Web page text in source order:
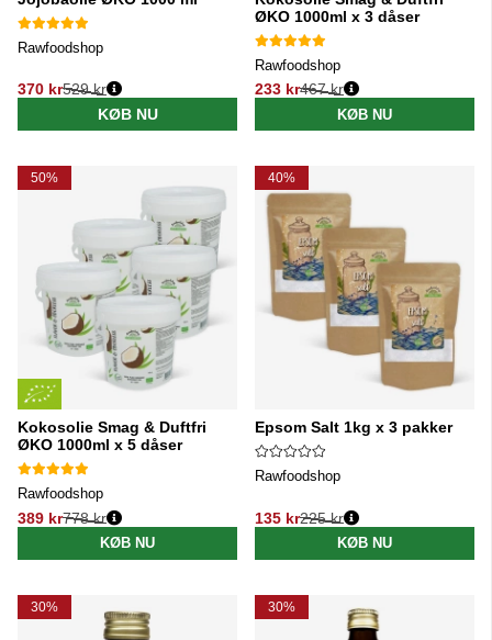
Rawfoodshop
370 kr
Normalpris:
529 kr
KØB NU
ØKO 1000ml x 3 dåser
Rawfoodshop
233 kr
Normalpris:
467 kr
KØB NU
50%
Kokosolie Smag & Duftfri
ØKO 1000ml x 5 dåser
Rawfoodshop
389 kr
Normalpris:
778 kr
KØB NU
40%
Epsom Salt 1kg x 3 pakker
Rawfoodshop
135 kr
Normalpris:
225 kr
KØB NU
30% 30%